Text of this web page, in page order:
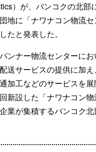
）が、バンコクの北部
地に「ナワナコン物流セ
たと発表した。
ンナー物流センターにお
送サービスの提供に加え、
加工などのサービスを展
新設した「ナワナコン
業が集積するバンコク